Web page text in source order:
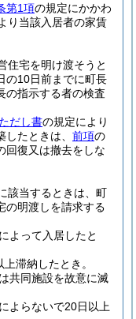
第1項の規定にかかわ
り当該入居者の家賃
住宅を明け渡そうと
の10日前までに町長
の指示する者の検査
だし書の規定により
たときは、 前項の
回復又は撤去をしな
該当するときは、町
の明渡しを請求する
よって入居したと
滞納したとき。
共同施設を故意に滅
よらないで20日以上